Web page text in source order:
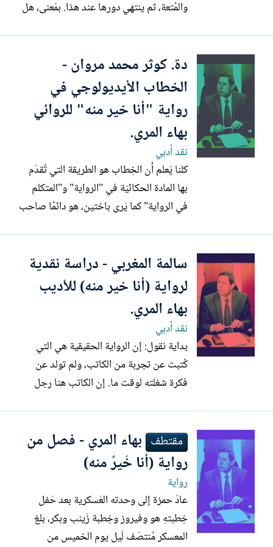
والمُتعة، ثم ينتهي دورها عند هذا. بمَعنى، هل
الذي يدور بين جماعة الإخوان والمجتمع
المصري ككل، حكومة وجيشًا وشرطة؟
الحقيقة وحسب...
دة. كوثر محمد مروان -
الخطاب الأيديولوجي في
رواية "أنا خير منه" للروائي
بهاء المري.
نقد أدبي
كلنا يَعلم أن الخِطاب هو الطريقة التي تُقدَم
بها المادة الحكائيّة في "الرواية" و"المتكلم
في الرواية" كما يَرى باختين، هو دائمًا صاحب
سعيد يقطين في كتابه الذي بعنوان "النقد
الروائي والأيديولوجيا" ومن النقاد من وَجد...
سالمة المغربي - دراسة نقدية
لرواية (أنا خير منه) للأديب
بهاء المري.
نقد أدبي
بداية نقول: إن الرواية الحقيقية هي التي
كُتبت عن تجربة من الكاتب، ولم تولد عن
فكرة شغلته لوقت ما. إن الكاتب هنا رجل
بقلمه، وزاد في حبكتها بإضافة مواقف
إنسانية اجتماعية وسياسية ودينية، ولأن
الأفكار متداولة بين الجميع...
مقتطف بهاء المري - فصل من
رواية (أنا خَيرٌ منه)
رواية
عادَ حمزة إلى وحدته العَسكرية بعد حَفل
خِطبتهِ هو وفيروز وخِطبة زَينب وبكر، بلغ
المعسكر مُنتصَف لَيل يوم الخميس من